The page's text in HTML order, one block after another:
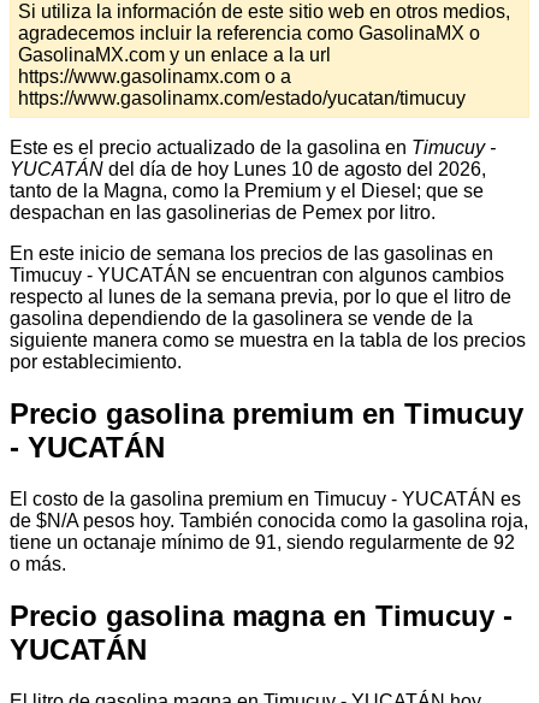
Si utiliza la información de este sitio web en otros medios,
agradecemos incluir la referencia como GasolinaMX o
GasolinaMX.com y un enlace a la url
https://www.gasolinamx.com o a
https://www.gasolinamx.com/estado/yucatan/timucuy
Este es el precio actualizado de la gasolina en Timucuy -
YUCATÁN del día de hoy Lunes 10 de agosto del 2026,
tanto de la Magna, como la Premium y el Diesel; que se
despachan en las gasolinerias de Pemex por litro.
En este inicio de semana los precios de las gasolinas en
Timucuy - YUCATÁN se encuentran con algunos cambios
respecto al lunes de la semana previa, por lo que el litro de
gasolina dependiendo de la gasolinera se vende de la
siguiente manera como se muestra en la tabla de los precios
por establecimiento.
Precio gasolina premium en Timucuy
- YUCATÁN
El costo de la gasolina premium en Timucuy - YUCATÁN es
de $N/A pesos hoy. También conocida como la gasolina roja,
tiene un octanaje mínimo de 91, siendo regularmente de 92
o más.
Precio gasolina magna en Timucuy -
YUCATÁN